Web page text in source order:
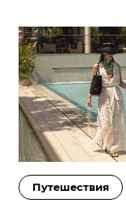
Путешествия